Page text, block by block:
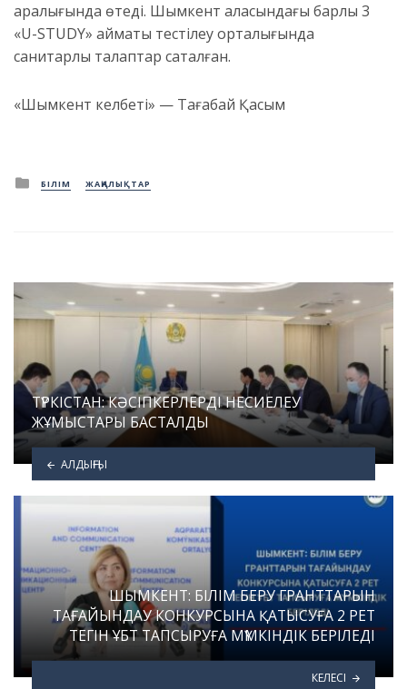
аралығында өтеді. Шымкент қаласындағы барлық 3
«U-STUDY» аймақтық тестілеу орталығында
санитарлық талаптар сақталған.
«Шымкент келбеті» — Тағабай Қасым
Posted
in
БІЛІМ ЖАҢАЛЫҚТАР
ТҮРКІСТАН: КӘСІПКЕРЛЕРДІ НЕСИЕЛЕУ
ЖҰМЫСТАРЫ БАСТАЛДЫ
АЛДЫҢҒЫ
ШЫМКЕНТ: БІЛІМ БЕРУ ГРАНТТАРЫН
ТАҒАЙЫНДАУ КОНКУРСЫНА ҚАТЫСУҒА 2 РЕТ
ТЕГІН ҰБТ ТАПСЫРУҒА МҮМКІНДІК БЕРІЛЕДІ
КЕЛЕСІ